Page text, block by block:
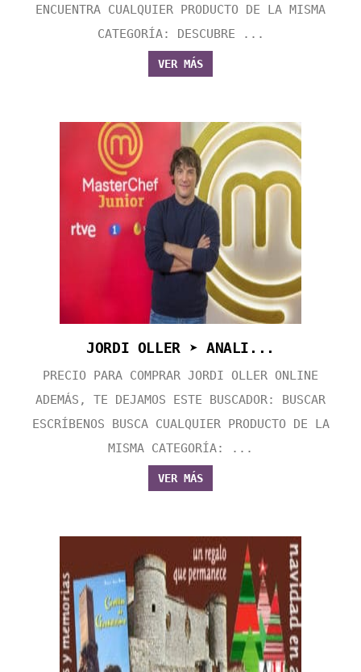
ENCUENTRA CUALQUIER PRODUCTO DE LA MISMA
CATEGORÍA: DESCUBRE ...
VER MÁS
JORDI OLLER ➤ ANALI...
PRECIO PARA COMPRAR JORDI OLLER ONLINE
ADEMÁS, TE DEJAMOS ESTE BUSCADOR: BUSCAR
ESCRÍBENOS BUSCA CUALQUIER PRODUCTO DE LA
MISMA CATEGORÍA: ...
VER MÁS